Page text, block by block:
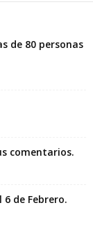
de 80 personas
comentarios.
de Febrero.